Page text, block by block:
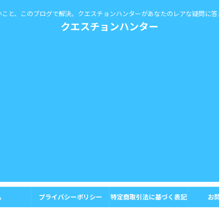
と、このブログで解決。クエスチョンハンターがあなたのレアな疑問に答
クエスチョンハンター
プライバシーポリシー 特定商取引法に基づく表記 お